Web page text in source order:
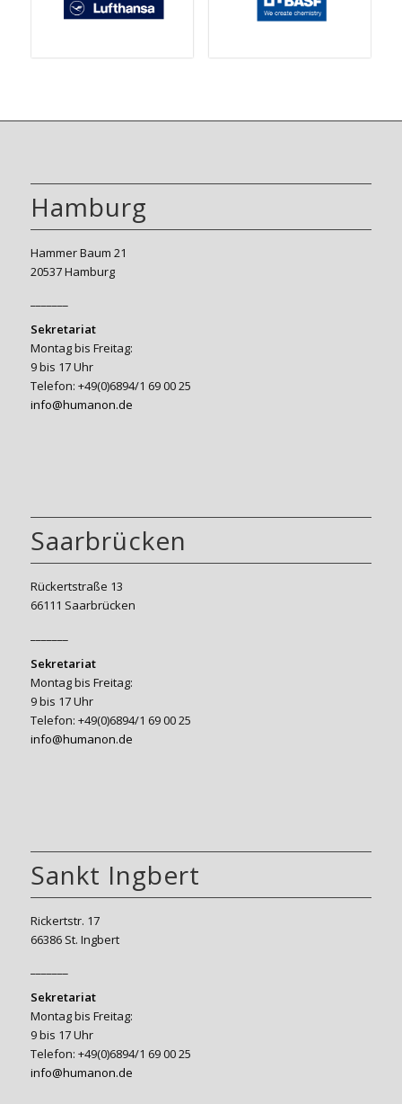
Hamburg
Hammer Baum 21
20537 Hamburg
Sekretariat
Montag bis Freitag:
9 bis 17 Uhr
Telefon: +49(0)6894/1 69 00 25
info@humanon.de
Saarbrücken
Rückertstraße 13
66111 Saarbrücken
Sekretariat
Montag bis Freitag:
9 bis 17 Uhr
Telefon: +49(0)6894/1 69 00 25
info@humanon.de
Sankt Ingbert
Rickertstr. 17
66386 St. Ingbert
Sekretariat
Montag bis Freitag:
9 bis 17 Uhr
Telefon: +49(0)6894/1 69 00 25
info@humanon.de